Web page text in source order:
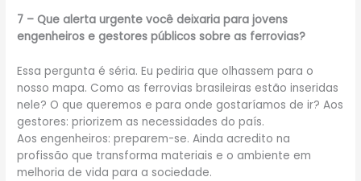
7 – Que alerta urgente você deixaria para jovens
engenheiros e gestores públicos sobre as ferrovias?
Essa pergunta é séria. Eu pediria que olhassem para o
nosso mapa. Como as ferrovias brasileiras estão inseridas
nele? O que queremos e para onde gostaríamos de ir? Aos
gestores: priorizem as necessidades do país.
Aos engenheiros: preparem-se. Ainda acredito na
profissão que transforma materiais e o ambiente em
melhoria de vida para a sociedade.